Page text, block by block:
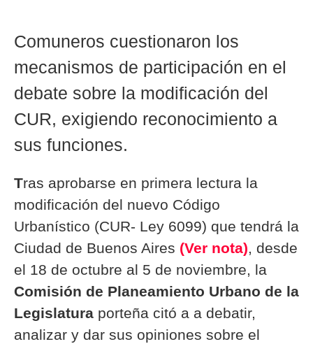
Comuneros cuestionaron los
mecanismos de participación en el
debate sobre la modificación del
CUR, exigiendo reconocimiento a
sus funciones.
Tras aprobarse en primera lectura la
modificación del nuevo Código
Urbanístico (CUR- Ley 6099) que tendrá la
Ciudad de Buenos Aires (Ver nota), desde
el 18 de octubre al 5 de noviembre, la
Comisión de Planeamiento Urbano de la
Legislatura porteña citó a a debatir,
analizar y dar sus opiniones sobre el